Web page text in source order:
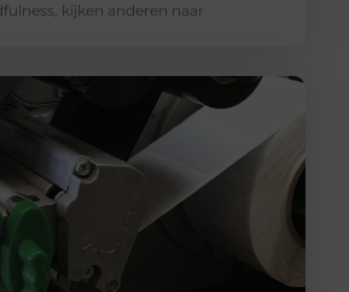
kijken anderen naar